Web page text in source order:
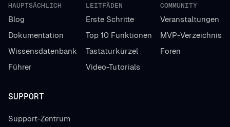
HAUPTSÄCHLICH
Blog
Dokumentation
Wissensdatenbank
Führer
LEITFÄDEN
Erste Schritte
Top 10 Funktionen
Tastaturkürzel
Video-Tutorials
COMMUNITY
Veranstaltungen
MVP-Verzeichnis
Foren
SUPPORT
Support-Zentrum